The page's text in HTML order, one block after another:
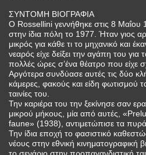
ΣΥΝΤΟΜΗ ΒΙΟΓΡΑΦΙΑ
Ο Rossellini γεννήθηκε στις 8
στην ίδια πόλη το 1977. Ήταν γιος
μικρός για κάθε τι το μηχανικό και
νεαρός είχε δείξει την αγάπη του
πολλές ώρες σ’ένα θέατρο που είχε
Αργότερα συνδύασε αυτές τις δύο
κάμερες, φακούς και είδη φωτισμού
ταινίες του.
Την καριέρα του την ξεκίνησε σαν
μικρού μήκους, μία από αυτές,
faune» (1938), αντιμετώπισε τα
Την ίδια εποχή το φασιστικό
νέους στην εθνική κινηματογραφική